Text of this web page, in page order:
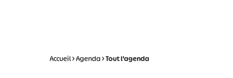
Accueil>Agenda>Tout l’agenda